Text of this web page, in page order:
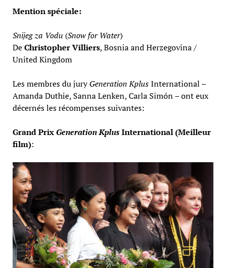
Mention spéciale:
Snijeg za Vodu (Snow for Water)
DeChristopher Villiers, Bosnia and Herzegovina /
United Kingdom
Les membres du juryGeneration KplusInternational –
Amanda Duthie, Sanna Lenken, Carla Simón – ont eux
décernés les récompenses suivantes:
Grand Prix Generation KplusInternational (Meilleur
film):